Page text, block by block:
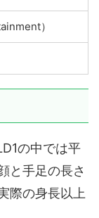
）
の中では平
と手足の長さ
際の身長以上